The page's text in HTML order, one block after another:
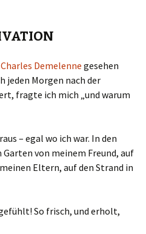
Charles Demelenne gesehen
jeden Morgen nach der
fragte ich mich „und warum
– egal wo ich war. In den
von meinem Freund, auf
Eltern, auf den Strand in
So frisch, und erholt,